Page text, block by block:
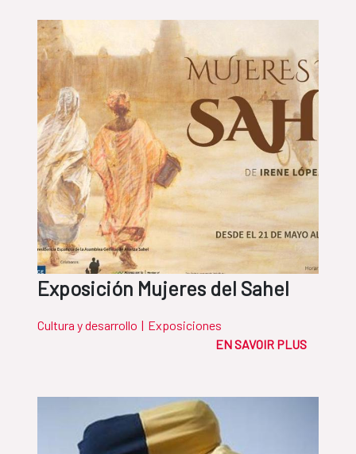
Exposición Mujeres del Sahel
Cultura y desarrollo | Exposiciones
EN SAVOIR PLUS